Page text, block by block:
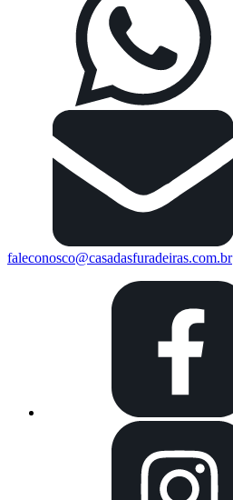
faleconosco@casadasfuradeiras.com.br